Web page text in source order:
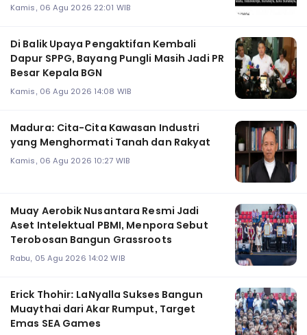
Kamis, 06 Agu 2026 22:01 WIB
Di Balik Upaya Pengaktifan Kembali
Dapur SPPG, Bayang Pungli Masih Jadi PR
Besar Kepala BGN
Kamis, 06 Agu 2026 14:08 WIB
Madura: Cita-Cita Kawasan Industri
yang Menghormati Tanah dan Rakyat
Kamis, 06 Agu 2026 10:27 WIB
Muay Aerobik Nusantara Resmi Jadi
Aset Intelektual PBMI, Menpora Sebut
Terobosan Bangun Grassroots
Rabu, 05 Agu 2026 14:02 WIB
Erick Thohir: LaNyalla Sukses Bangun
Muaythai dari Akar Rumput, Target
Emas SEA Games